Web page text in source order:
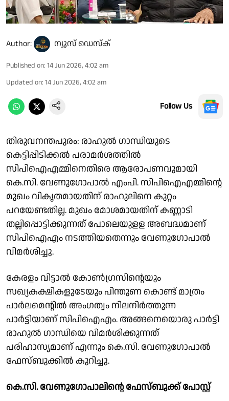
Author: ന്യൂസ് ഡെസ്ക്
Published on: 14 Jun 2026, 4:02 am
Updated on: 14 Jun 2026, 4:02 am
Follow Us
തിരുവനന്തപുരം: രാഹുൽ ഗാന്ധിയുടെ
കെട്ടിപ്പിടിക്കൽ പരാമർശത്തിൽ
സിപിഐഎമ്മിനെതിരെ ആരോപണവുമായി
കെ.സി. വേണുഗോപാൽ എംപി. സിപിഐഎമ്മിൻ്റെ
മുഖം വികൃതമായതിന് രാഹുലിനെ കുറ്റം
പറയേണ്ടതില്ല. മുഖം മോശമായതിന് കണ്ണാടി
തല്ലിപ്പൊട്ടിക്കുന്നത് പോലെയുളള അബദ്ധമാണ്
സിപിഐഎം നടത്തിയതെന്നും വേണുഗോപാൽ
വിമർശിച്ചു.
കേരളം വിട്ടാൽ കോൺഗ്രസിൻ്റെയും
സഖ്യകക്ഷികളുടേയും പിന്തുണ കൊണ്ട് മാത്രം
പാർലമെൻ്റിൽ അംഗത്വം നിലനിർത്തുന്ന
പാർട്ടിയാണ് സിപിഐഎം. അങ്ങനെയൊരു പാർട്ടി
രാഹുൽ ഗാന്ധിയെ വിമർശിക്കുന്നത്
പരിഹാസ്യമാണ് എന്നും കെ.സി. വേണുഗോപാൽ
ഫേസ്ബുക്കിൽ കുറിച്ചു.
കെ.സി. വേണുഗോപാലിൻ്റെ ഫേസ്ബുക്ക് പോസ്റ്റ്